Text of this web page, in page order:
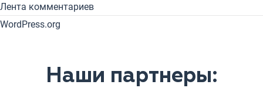
Лента комментариев
WordPress.org
Наши партнеры: